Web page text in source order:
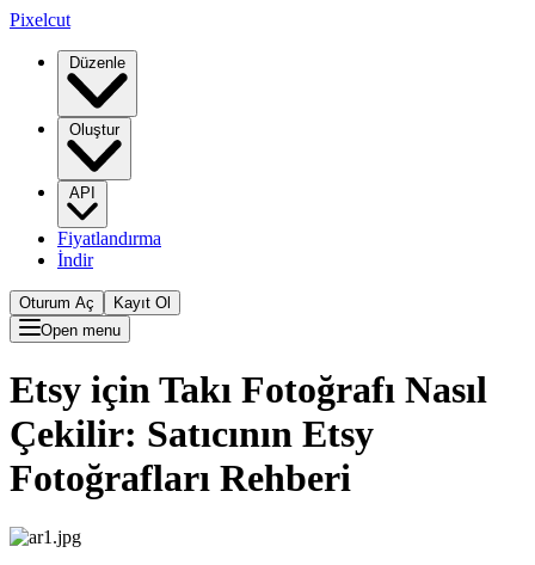
Pixelcut
Düzenle
Oluştur
API
Fiyatlandırma
İndir
Oturum Aç
Kayıt Ol
Open menu
Etsy için Takı Fotoğrafı Nasıl
Çekilir: Satıcının Etsy
Fotoğrafları Rehberi